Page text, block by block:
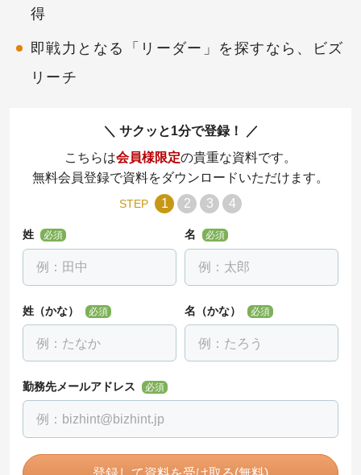
得
即戦力となる「リーダー」を探すなら、ビズ
リーチ
サクッと1分で登録！
こちらは会員様限定の貴重な資料です。
無料会員登録で資料をダウンロードいただけます。
STEP 1 2 3 4
姓 必須 名 必須
姓（かな） 必須 名（かな） 必須
勤務先メールアドレス 必須